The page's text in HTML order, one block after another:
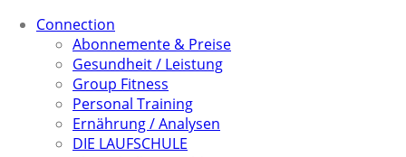
Connection
Abonnemente & Preise
Gesundheit / Leistung
Group Fitness
Personal Training
Ernährung / Analysen
DIE LAUFSCHULE